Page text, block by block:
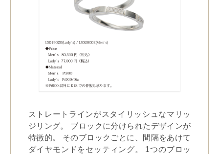
ストレートラインがスタイリッシュなマリッ
ジリング。 ブロックに分けられたデザインが
特徴的。 そのブロックごとに、間隔をあけて
ダイヤモンドをセッティング。 1つのブロッ